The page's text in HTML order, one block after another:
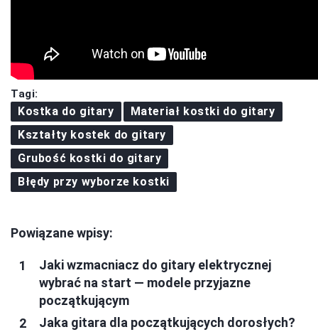
Tagi:
Kostka do gitary
Materiał kostki do gitary
Kształty kostek do gitary
Grubość kostki do gitary
Błędy przy wyborze kostki
Powiązane wpisy:
Jaki wzmacniacz do gitary elektrycznej
wybrać na start — modele przyjazne
początkującym
Jaka gitara dla początkujących dorosłych?